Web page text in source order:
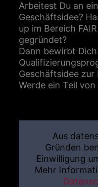
Arbeitest Du an
Geschäftsidee?
up im Bereich
gegründet?
Dann bewirbt
Geschäftsidee
Werde ein Teil
Aus
Gründen
Einwilligung
Mehr